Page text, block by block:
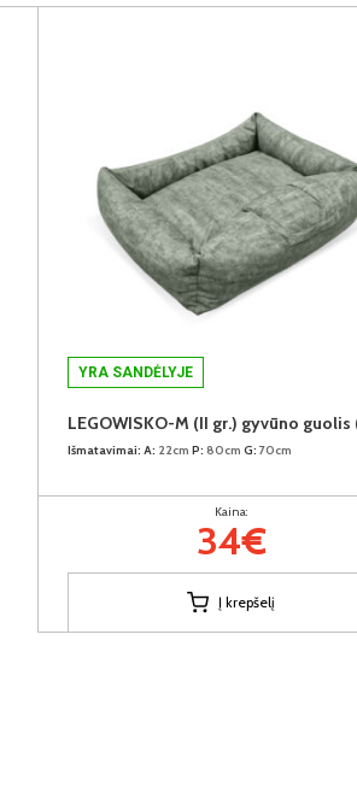
YRA SANDĖLYJE
Išmatavimai: A: 22cm P: 80cm G: 70cm
Kaina:
34€
Į krepšelį